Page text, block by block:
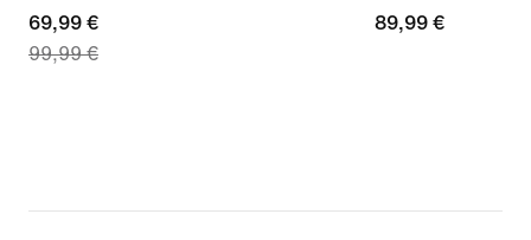
current
price
69,99 €
99,99 €
89,99 €
89,99 €